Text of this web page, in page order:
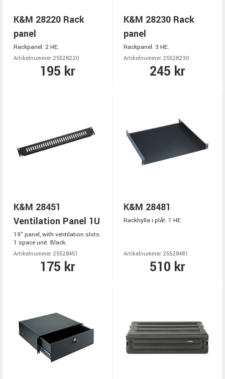
K&M 28220 Rack
panel
Rackpanel. 2 HE.
Artikelnummer 25528220
195 kr
K&M 28230 Rack
panel
Rackpanel. 3 HE.
Artikelnummer 25528230
245 kr
K&M 28451
Ventilation Panel 1U
19" panel, with ventilation slots.
1 space unit. Black.
Artikelnummer 25528451
175 kr
K&M 28481
Rackhylla i plåt. 1 HE.
Artikelnummer 25528481
510 kr